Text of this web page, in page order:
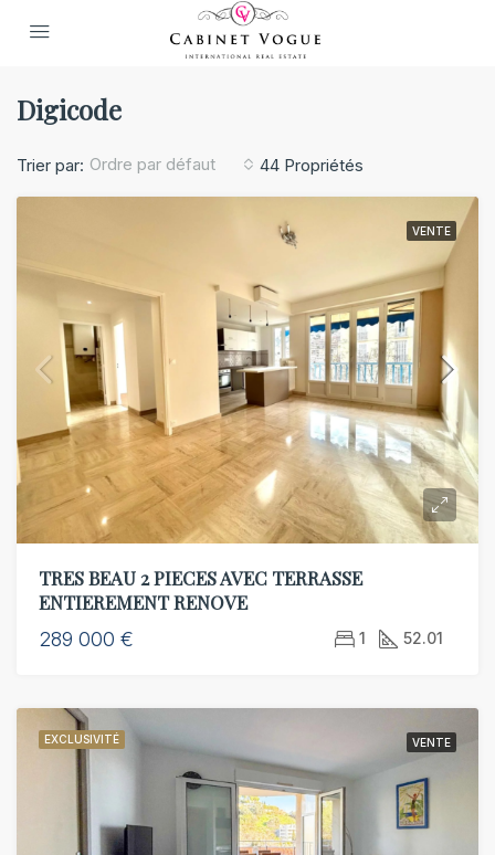
Digicode
44 Propriétés
Trier par: Ordre par défaut
VENTE
TRES BEAU 2 PIECES AVEC TERRASSE
ENTIEREMENT RENOVE
289 000 € 1 52.01
EXCLUSIVITÉ VENTE